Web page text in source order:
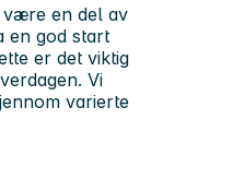
være en del av
en god start
er det viktig
Vi
varierte